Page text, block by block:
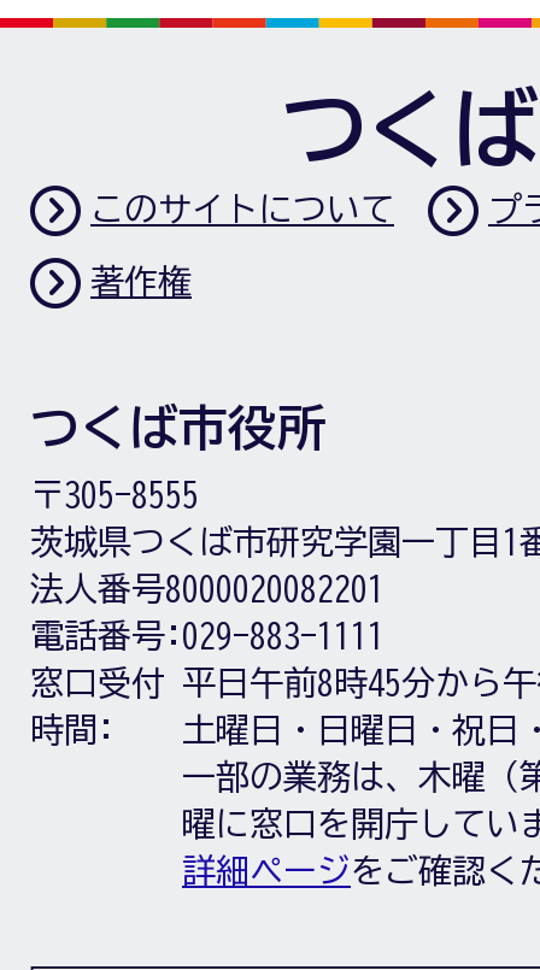
つく
このサイトについて プ
著作権
つくば市役所
〒305-8555
茨城県つくば市研究学園一丁目1
法人番号8000020082201
電話番号: 029-883-1111
窓口受付
時間:
平日午前8時45分から
土曜日・日曜日・祝日
一部の業務は、木曜（
曜に窓口を開庁してい
詳細ページをご確認く